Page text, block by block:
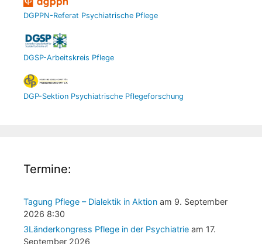
DGPPN-Referat Psychiatrische Pflege
DGSP-Arbeitskreis Pflege
DGP-Sektion Psychiatrische Pflegeforschung
Termine:
Tagung Pflege – Dialektik in Aktion am 9. September
2026 8:30
3Länderkongress Pflege in der Psychiatrie am 17.
September 2026